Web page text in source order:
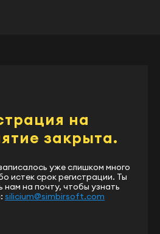
на
закрыта.
уже слишком много
истек срок регистрации. Ты
на почту, чтобы узнать
silicium@simbirsoft.com